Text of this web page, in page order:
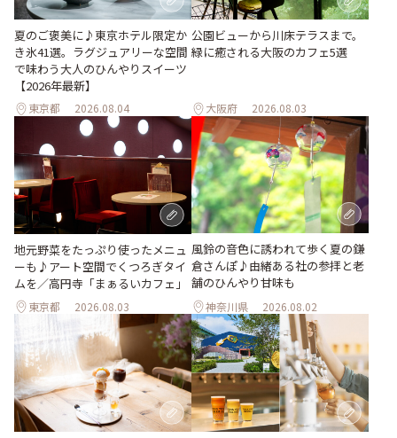
夏のご褒美に♪東京ホテル限定か
き氷41選。ラグジュアリーな空間
で味わう大人のひんやりスイーツ
【2026年最新】
東京都 2026.08.04
公園ビューから川床テラスまで。
緑に癒される大阪のカフェ5選
大阪府 2026.08.03
地元野菜をたっぷり使ったメニュ
ーも♪アート空間でくつろぎタイ
ムを／高円寺「まぁるいカフェ」
東京都 2026.08.03
風鈴の音色に誘われて歩く夏の鎌
倉さんぽ♪由緒ある社の参拝と老
舗のひんやり甘味も
神奈川県 2026.08.02